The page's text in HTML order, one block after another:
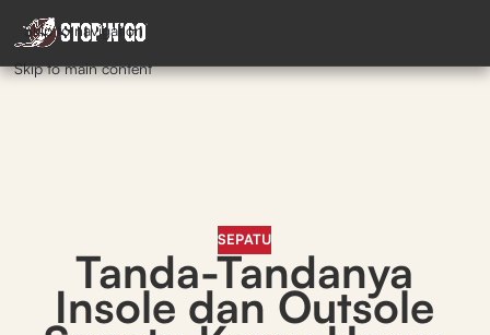
Skip to navigation
Skip to main content
SEPATU
Tanda-Tandanya
Insole dan Outsole